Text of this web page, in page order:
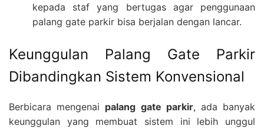
kepada staf yang bertugas agar penggunaan
palang gate parkir bisa berjalan dengan lancar.
Keunggulan Palang Gate Parkir
Dibandingkan Sistem Konvensional
Berbicara mengenai palang gate parkir, ada banyak
keunggulan yang membuat sistem ini lebih unggul